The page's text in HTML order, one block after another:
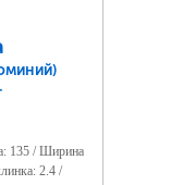
135 / Ширина
2.4 /